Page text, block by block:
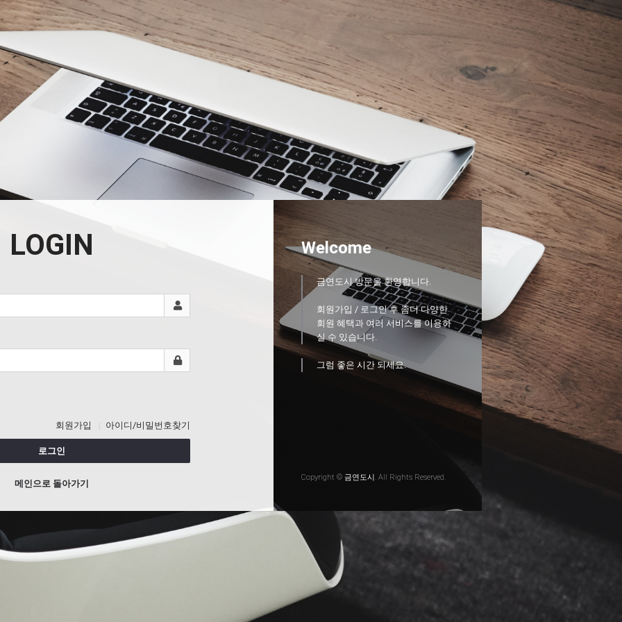
LOGIN
회원가입 아이디/비밀번호찾기
로그인
메인으로 돌아가기
Welcome
금연도시 방문을 환영합니다.
회원가입 / 로그인 후 좀더 다양한
회원 혜택과 여러 서비스를 이용하
실 수 있습니다.
그럼 좋은 시간 되세요.
Copyright © 금연도시. All Rights Reserved.